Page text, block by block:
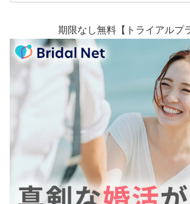
期限なし無料【トライアルプ